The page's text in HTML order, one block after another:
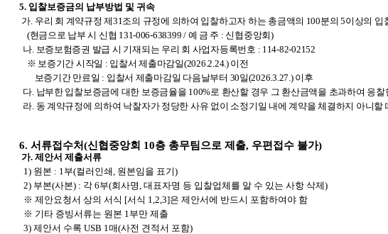
5. 입찰보증금의 납부방법 및 귀속
가. 우리 회 계약규정 제31조의 규정에 의하여 입찰하고자 하는 총금액의 100분의 5이상의
(현금으로 납부 시 신협 131-006-638399 / 예 금 주 : 신협중앙회)
나. 보증보험증권 발급 시 기재되는 우리 회 사업자등록번호 : 114-82-02152
※ 보증기간 시작일 : 입찰서 제출마감일(2026.2.24.) 이전
보증기간 만료일 : 입찰서 제출마감일 다음날부터 30일(2026.3.27.) 이후
다. 납부한 입찰보증금에 대한 보증금율을 100%로 환산할 경우 그 환산금액을 초과하여 응찰
라. 동 계약규정에 의하여 낙찰자가 정당한 사유 없이 소정기일 내에 계약을 체결하지 아니
6. 서류접수처(신협중앙회 10층 총무팀으로 제출, 우편접수 불가)
가. 제안서 제출서류
1) 원본 : 1부(컬러인쇄, 원본임을 표기)
2) 부본(사본) : 각 6부(회사명, 대표자명 등 입찰업체를 알 수 있는 사항 삭제)
※ 제안요청서 상의 서식 [서식 1,2,3]은 제안서에 반드시 포함하여야 함
※ 기타 증빙서류는 원본 1부만 제출
3) 제안서 수록 USB 1매(사전 견적서 포함)